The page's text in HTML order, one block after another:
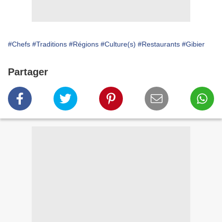
#Chefs #Traditions #Régions #Culture(s) #Restaurants #Gibier
Partager